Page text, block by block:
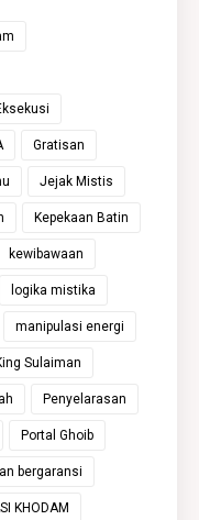
Gratisan
Jejak Mistis
Kepekaan Batin
kewibawaan
logika mistika
manipulasi energi
Sulaiman
Penyelarasan
Portal Ghoib
bergaransi
KHODAM